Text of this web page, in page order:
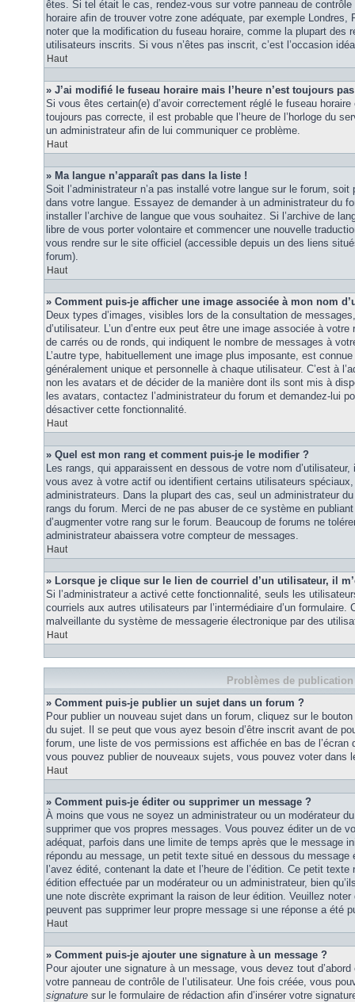
êtes. Si tel était le cas, rendez-vous sur votre panneau de
horaire afin de trouver votre zone adéquate, par exemple
noter que la modification du fuseau horaire, comme la plupart des
utilisateurs inscrits. Si vous n’êtes pas inscrit, c’est l’occasion
Haut
» J’ai modifié le fuseau horaire mais l’heure n’est toujours
Si vous êtes certain(e) d’avoir correctement réglé le fuseau horaire
toujours pas correcte, il est probable que l’heure de l’horloge du
un administrateur afin de lui communiquer ce problème.
Haut
» Ma langue n’apparaît pas dans la liste !
Soit l’administrateur n’a pas installé votre langue sur le forum, soit
dans votre langue. Essayez de demander à un administrateur du
installer l’archive de langue que vous souhaitez. Si l’archive de
libre de vous porter volontaire et commencer une nouvelle
vous rendre sur le site officiel (accessible depuis un des liens
forum).
Haut
» Comment puis-je afficher une image associée à mon nom
Deux types d’images, visibles lors de la consultation de
d’utilisateur. L’un d’entre eux peut être une image associée à
de carrés ou de ronds, qui indiquent le nombre de messages à
L’autre type, habituellement une image plus imposante, est
généralement unique et personnelle à chaque utilisateur. C’est à
non les avatars et de décider de la manière dont ils sont mis à
les avatars, contactez l’administrateur du forum et demandez-lui
désactiver cette fonctionnalité.
Haut
» Quel est mon rang et comment puis-je le modifier ?
Les rangs, qui apparaissent en dessous de votre nom
vous avez à votre actif ou identifient certains utilisateurs
administrateurs. Dans la plupart des cas, seul un administrateur
rangs du forum. Merci de ne pas abuser de ce système en
d’augmenter votre rang sur le forum. Beaucoup de forums ne
administrateur abaissera votre compteur de messages.
Haut
» Lorsque je clique sur le lien de courriel d’un utilisateur, il
Si l’administrateur a activé cette fonctionnalité, seuls les
courriels aux autres utilisateurs par l’intermédiaire d’un formulaire.
malveillante du système de messagerie électronique par des
Haut
Problèmes de publication
» Comment puis-je publier un sujet dans un forum ?
Pour publier un nouveau sujet dans un forum, cliquez sur le
du sujet. Il se peut que vous ayez besoin d’être inscrit avant de
forum, une liste de vos permissions est affichée en bas de
vous pouvez publier de nouveaux sujets, vous pouvez voter dans
Haut
» Comment puis-je éditer ou supprimer un message ?
À moins que vous ne soyez un administrateur ou un modérateur
supprimer que vos propres messages. Vous pouvez éditer un de
adéquat, parfois dans une limite de temps après que le message
répondu au message, un petit texte situé en dessous du message
l’avez édité, contenant la date et l’heure de l’édition. Ce petit texte
édition effectuée par un modérateur ou un administrateur, bien
une note discrète exprimant la raison de leur édition. Veuillez
peuvent pas supprimer leur propre message si une réponse a été
Haut
» Comment puis-je ajouter une signature à un message ?
Pour ajouter une signature à un message, vous devez tout d’abord
votre panneau de contrôle de l’utilisateur. Une fois créée, vous
signature sur le formulaire de rédaction afin d’insérer votre